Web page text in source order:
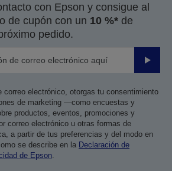
con Epson y consigue al
de cupón con un 10 %* de
pedido.
Enviar
correo electrónico, otorgas tu consentimiento
de marketing —como encuestas y
productos, eventos, promociones y
correo electrónico u otras formas de
a partir de tus preferencias y del modo en
se describe en la Declaración de
de Epson